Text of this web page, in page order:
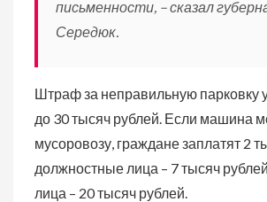
письменности, – сказал
Середюк.
Штраф за неправильную парковку
до 30 тысяч рублей. Если машина
мусоровозу, граждане заплатят 2
должностные лица – 7 тысяч
лица – 20 тысяч рублей.